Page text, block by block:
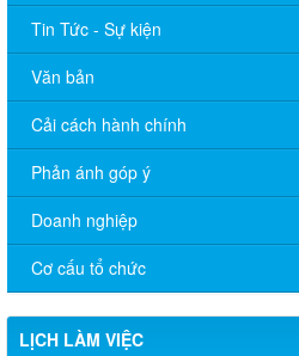
Tin Tức - Sự kiện
Văn bản
Cải cách hành chính
Phản ánh góp ý
Doanh nghiệp
Cơ cấu tổ chức
LỊCH LÀM VIỆC
Thông báo Lịch làm việc của
03/8/2026 đến ngày 07/8/2026)